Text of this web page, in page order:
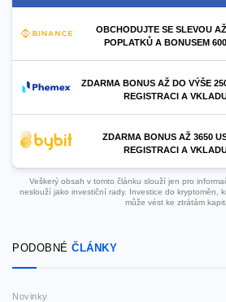
OBCHODUJTE SE SLEVOU
POPLATKŮ A BONUSEM
ZDARMA BONUS AŽ DO VÝŠE
REGISTRACI A
ZDARMA BONUS AŽ 3650
REGISTRACI A
Veškerý obsah v tomto článku slouží jen pro
neslouží jako investiční rady. Investice do kryptoměn,
může vést ke ztrátám
PODOBNÉ ČLÁNKY
Novinky